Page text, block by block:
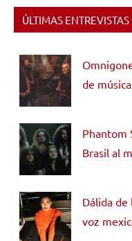
ÚLTIMAS ENTREVISTAS
de
Phantom
Brasil al
Dálida de
voz